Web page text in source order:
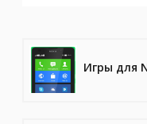
Игры для